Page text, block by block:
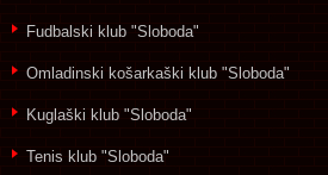
Fudbalski klub "Sloboda"
Omladinski košarkaški klub "Sloboda"
Kuglaški klub "Sloboda"
Tenis klub "Sloboda"